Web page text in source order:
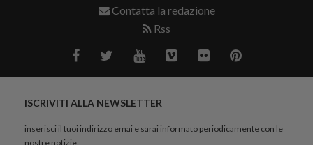
Contatta la redazione
Rss
ISCRIVITI ALLA NEWSLETTER
inserisci il tuoi indirizzo emai e sarai informato periodicamente con le
nostre notizie.